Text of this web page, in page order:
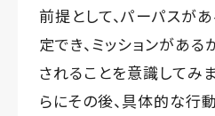
前提として、パーパスが
定でき、ミッションがあ
されることを意識してみ
らにその後、具体的な行